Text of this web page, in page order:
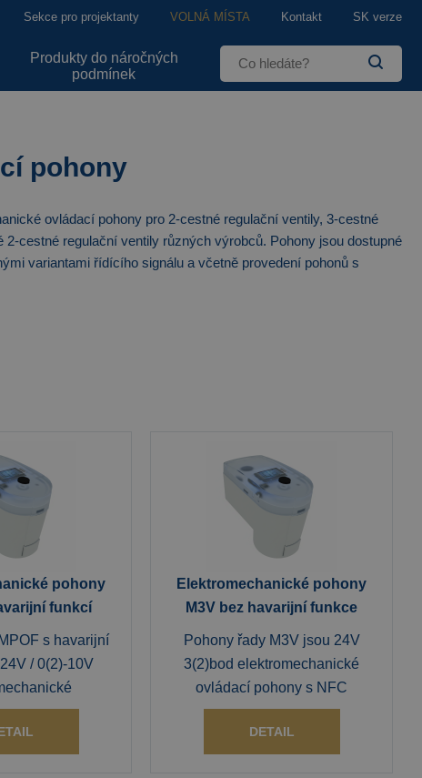
Sekce pro projektanty VOLNÁ MÍSTA Kontakt SK verze
Produkty do náročných
podmínek
pohony
ovládací pohony pro 2-cestné regulační ventily, 3-cestné
2-cestné regulační ventily různých výrobců. Pohony jsou dostupné
variantami řídícího signálu a včetně provedení pohonů s
pohony
funkcí
s havarijní
/ 0(2)-10V
Elektromechanické pohony
M3V bez havarijní funkce
Pohony řady M3V jsou 24V
3(2)bod elektromechanické
ovládací pohony s NFC
DETAIL